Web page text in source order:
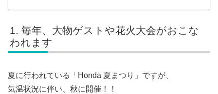
毎年、大物ゲストや花火大会がおこな
われます
夏に行われている「Honda 夏まつり」ですが、
気温状況に伴い、秋に開催！！